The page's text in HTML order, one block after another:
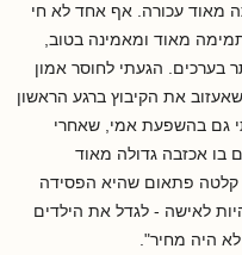
מאוד עכורה. אף אחד לא חי
מאוד ומאמינה בטוב,
בערכים. הגעתי לחוסר אמון
את הקיבוץ ברגע הראשון
גם בהשפעת אמי, שאחרי
בו אכזבה גדולה מאוד
פתאום שהיא הפסידה
לאישה - לגדל את הילדים
היה מחיר".